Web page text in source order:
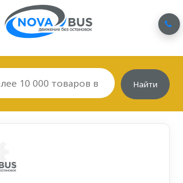
Найти